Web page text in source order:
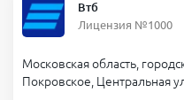
Втб
Лицензия №1000
Московская область,
Покровское, Центральная